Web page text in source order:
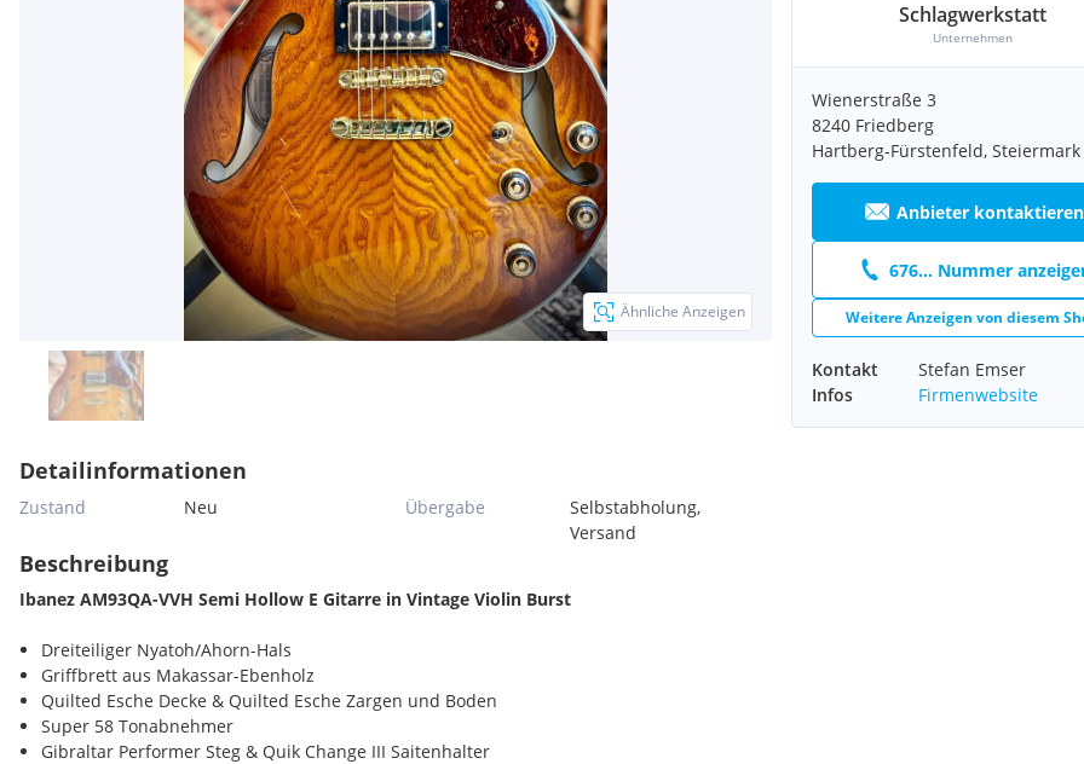
Ähnliche Anzeigen
Schlagwerkstatt
Unternehmen
Wienerstraße 3
8240 Friedberg
Hartberg-Fürstenfeld, Steiermark
Anbieter kontaktieren
676... Nummer
Weitere Anzeigen von diesem
Kontakt
Stefan Emser
Infos
Firmenwebsite
Detailinformationen
Zustand Neu Übergabe
Selbstabholung,
Versand
Beschreibung
Ibanez AM93QA-VVH Semi Hollow E Gitarre in Vintage Violin Burst
Dreiteiliger Nyatoh/Ahorn-Hals
Griffbrett aus Makassar-Ebenholz
Quilted Esche Decke & Quilted Esche Zargen und Boden
Super 58 Tonabnehmer
Gibraltar Performer Steg & Quik Change III Saitenhalter